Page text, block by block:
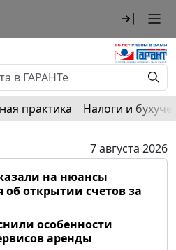
практика Налоги и
7 августа 2026
на нюансы
открытии счетов за
особенности
аренды